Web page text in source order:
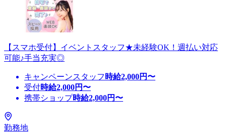
【スマホ受付】イベントスタッフ★未経験OK！週払い対応
可能♪手当充実◎
キャンペーンスタッフ 時給2,000円〜
受付時給2,000円〜
携帯ショップ時給2,000円〜
勤務地